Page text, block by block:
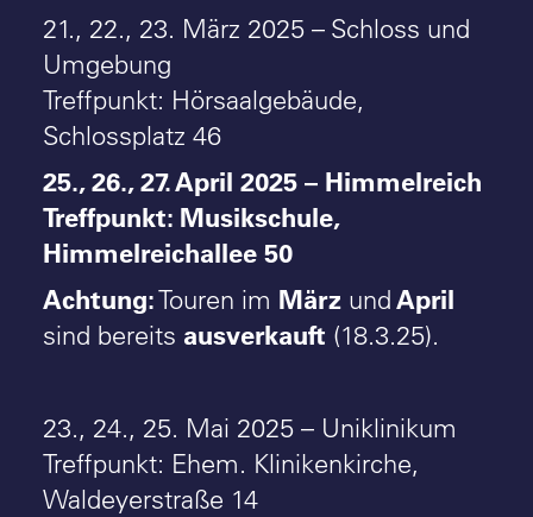
21., 22., 23. März 2025 – Schloss und
Umgebung
Treffpunkt: Hörsaalgebäude,
Schlossplatz 46
25., 26., 27. April 2025 – Himmelreich
Treffpunkt: Musikschule,
Himmelreichallee 50
Achtung:Touren im März undApril
sind bereits ausverkauft (18.3.25).
23., 24., 25. Mai 2025 – Uniklinikum
Treffpunkt: Ehem. Klinikenkirche,
Waldeyerstraße 14